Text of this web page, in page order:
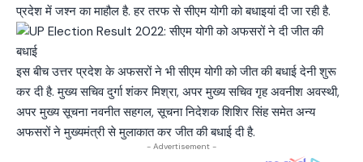
प्रदेश में जश्न का माहौल है. हर तरफ से सीएम योगी को बधाइयां दी जा रही है.
इस बीच उत्तर प्रदेश के अफसरों ने भी सीएम योगी को जीत की बधाई देनी शुरू
कर दी है. मुख्य सचिव दुर्गा शंकर मिश्रा, अपर मुख्य सचिव गृह अवनीश अवस्थी,
अपर मुख्य सूचना नवनीत सहगल, सूचना निदेशक शिशिर सिंह समेत अन्य
अफसरों ने मुख्यमंत्री से मुलाकात कर जीत की बधाई दी है.
- Advertisement -